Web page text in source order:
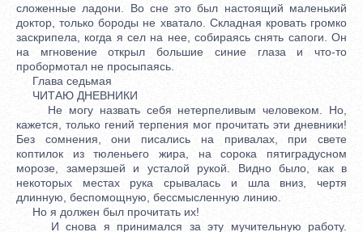
сложенные ладони. Во сне это был настоящий маленький
доктор, только бороды не хватало. Складная кровать громко
заскрипела, когда я сел на нее, собираясь снять сапоги. Он
на мгновение открыл большие синие глаза и что-то
пробормотал не просыпаясь.
Глава седьмая
ЧИТАЮ ДНЕВНИКИ
Не могу назвать себя нетерпеливым человеком. Но,
кажется, только гений терпения мог прочитать эти дневники!
Без сомнения, они писались на привалах, при свете
коптилок из тюленьего жира, на сорока пятиградусном
морозе, замерзшей и усталой рукой. Видно было, как в
некоторых местах рука срывалась и шла вниз, чертя
длинную, беспомощную, бессмысленную линию.
Но я должен был прочитать их!
И снова я принимался за эту мучительную работу.